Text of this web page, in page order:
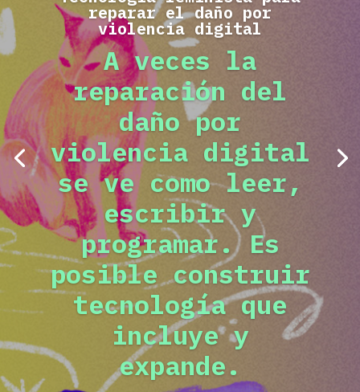
reparar el daño por
violencia digital
A veces la
reparación del
daño por
violencia digital
se ve como leer,
escribir y
programar. Es
posible construir
tecnología que
incluye y
expande.